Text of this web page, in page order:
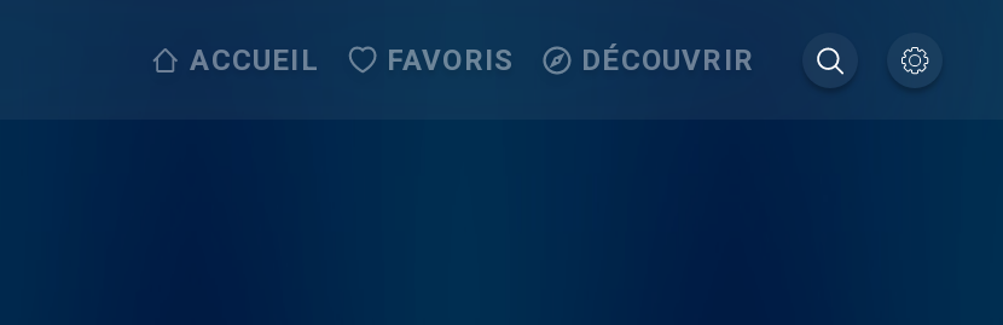
ACCUEIL FAVORIS DÉCOUVRIR